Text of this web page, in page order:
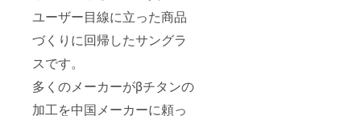
ユーザー目線に立った商品
づくりに回帰したサングラ
スです。
多くのメーカーがβチタンの
加工を中国メーカーに頼っ